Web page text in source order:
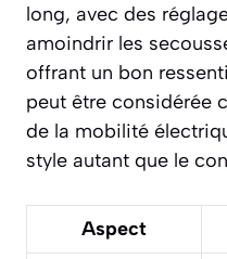
long, avec des
amoindrir les
offrant un bon
peut être considérée
de la mobilité
style autant que le
Aspect